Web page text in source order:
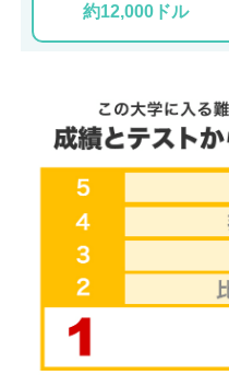
約12,000ドル